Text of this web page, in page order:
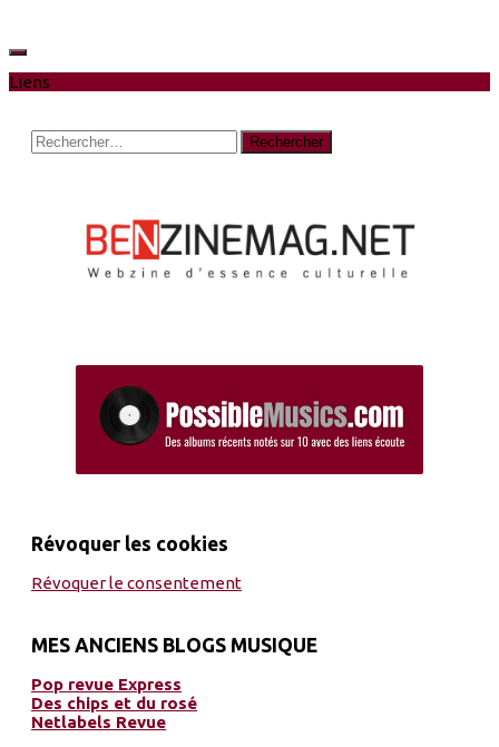
Liens
Rechercher :
Révoquer les cookies
Révoquer le consentement
MES ANCIENS BLOGS MUSIQUE
Pop revue Express
Des chips et du rosé
Netlabels Revue